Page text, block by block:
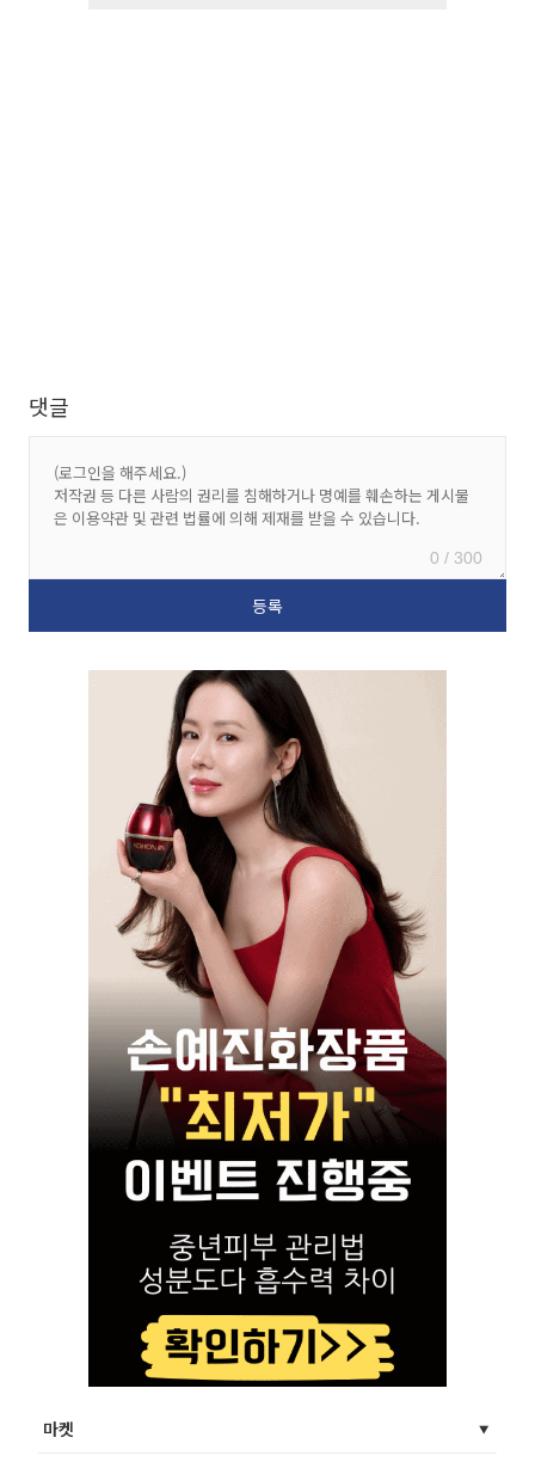
댓글
0 / 300
마켓